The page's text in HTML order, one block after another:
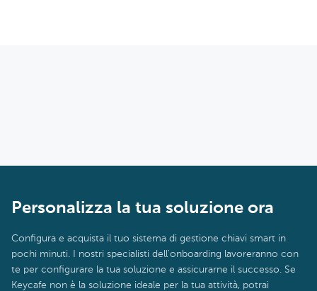
Personalizza la tua soluzione ora
Configura e acquista il tuo sistema di gestione chiavi smart in
pochi minuti. I nostri specialisti dell'onboarding lavoreranno con
te per configurare la tua soluzione e assicurarne il successo. Se
Keycafe non è la soluzione ideale per la tua attività, potrai